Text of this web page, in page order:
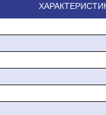
на выходе 12В)